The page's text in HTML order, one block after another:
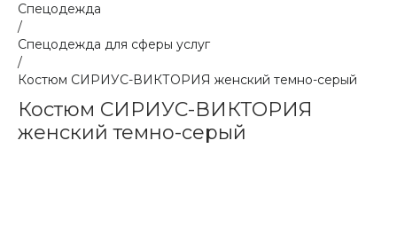
Спецодежда
/
Спецодежда для сферы услуг
/
Костюм СИРИУС-ВИКТОРИЯ женский темно-серый
Костюм СИРИУС-ВИКТОРИЯ
женский темно-серый